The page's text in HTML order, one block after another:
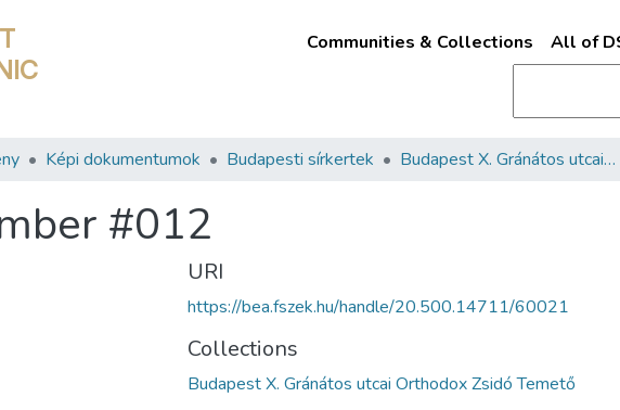
Communities & Collections All of
Képi dokumentumok Budapesti sírkertek Budapest X. Gránátos utcai Orthodox Zsidó Temető
#012
URI
https://bea.fszek.hu/handle/20.500.14711/60021
Collections
Budapest X. Gránátos utcai Orthodox Zsidó Temető